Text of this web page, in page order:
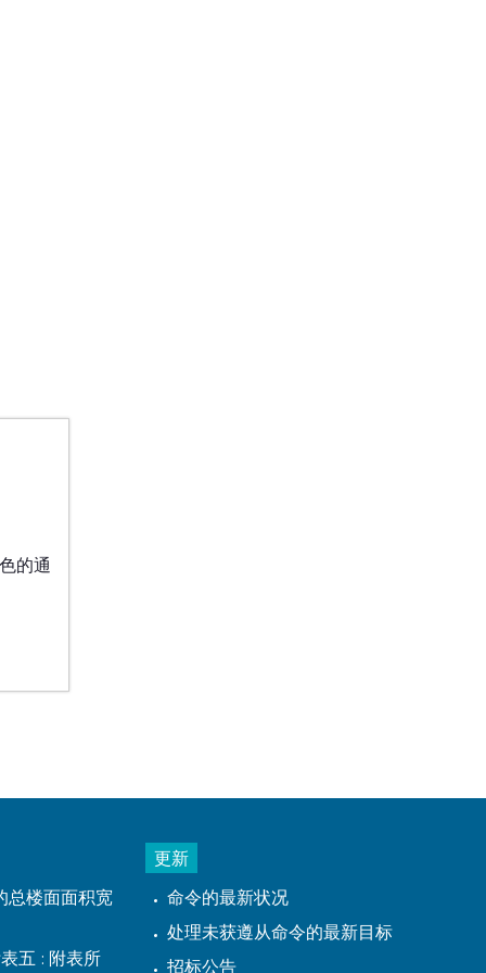
的通
总楼面面积宽
五 : 附表所
更新
命令的最新状况
处理未获遵从命令的最新目标
招标公告